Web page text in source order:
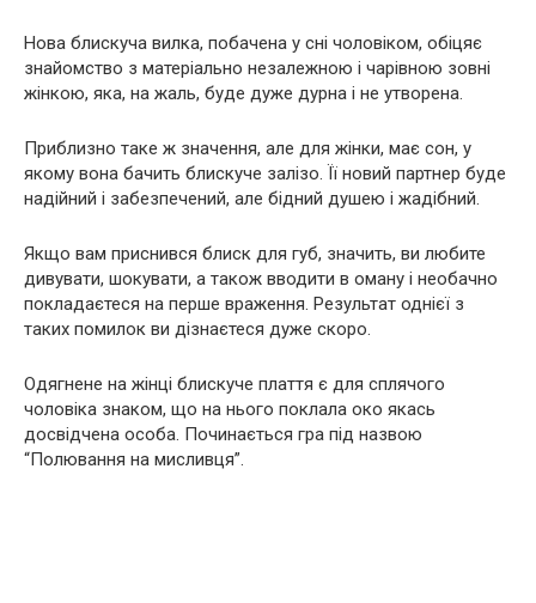
Нова блискуча вилка, побачена у сні чоловіком, обіцяє
знайомство з матеріально незалежною і чарівною зовні
жінкою, яка, на жаль, буде дуже дурна і не утворена.
Приблизно таке ж значення, але для жінки, має сон, у
якому вона бачить блискуче залізо. Її новий партнер буде
надійний і забезпечений, але бідний душею і жадібний.
Якщо вам приснився блиск для губ, значить, ви любите
дивувати, шокувати, а також вводити в оману і необачно
покладаєтеся на перше враження. Результат однієї з
таких помилок ви дізнаєтеся дуже скоро.
Одягнене на жінці блискуче плаття є для сплячого
чоловіка знаком, що на нього поклала око якась
досвідчена особа. Починається гра під назвою
“Полювання на мисливця”.